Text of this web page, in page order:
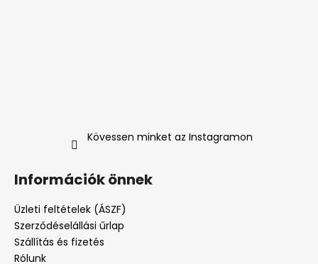
Kövessen minket az Instagramon
Információk önnek
Üzleti feltételek (ÁSZF)
Szerződéselállási űrlap
Szállítás és fizetés
Rólunk